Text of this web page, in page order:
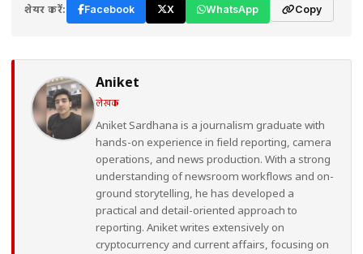
शेयर करें: Facebook X WhatsApp Copy
Aniket
लेखक
Aniket Sardhana is a journalism graduate with
hands-on experience in field reporting, camera
operations, and news production. With a strong
understanding of newsroom workflows and on-
ground storytelling, he has developed a
practical and detail-oriented approach to
reporting. Aniket writes extensively on
cryptocurrency and current affairs, focusing on